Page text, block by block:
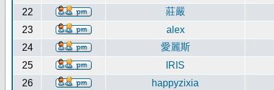
22
莊嚴
23
alex
24
愛麗斯
25
IRIS
26
happyzixia